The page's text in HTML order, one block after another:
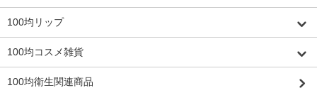
100均リップ
100均コスメ雑貨
100均衛生関連商品